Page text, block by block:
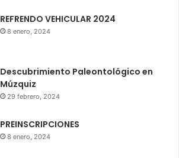
REFRENDO VEHICULAR 2024
8 enero, 2024
Descubrimiento Paleontológico en
Múzquiz
29 febrero, 2024
PREINSCRIPCIONES
8 enero, 2024